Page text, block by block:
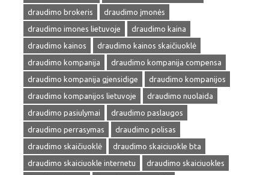
draudimo brokeris
draudimo įmonės
draudimo imones lietuvoje
draudimo kaina
draudimo kainos
draudimo kainos skaičiuoklė
draudimo kompanija
draudimo kompanija compensa
draudimo kompanija gjensidige
draudimo kompanijos
draudimo kompanijos lietuvoje
draudimo nuolaida
draudimo pasiulymai
draudimo paslaugos
draudimo perrasymas
draudimo polisas
draudimo skaičiuoklė
draudimo skaiciuokle bta
draudimo skaiciuokle internetu
draudimo skaiciuokles